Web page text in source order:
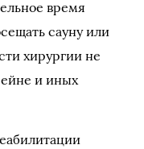
время
сауну или
хирургии не
и иных